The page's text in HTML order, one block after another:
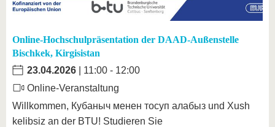
Online-Hochschulpräsentation der DAAD-Außenstelle
Bischkek, Kirgisistan
23.04.2026 | 11:00 - 12:00
Online-Veranstaltung
Willkommen, Кубаныч менен тосуп алабыз und Xush
kelibsiz an der BTU! Studieren Sie